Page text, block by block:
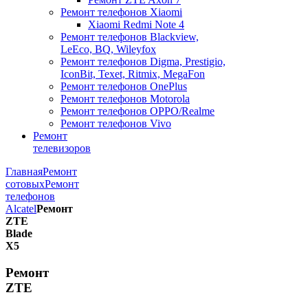
Ремонт телефонов Xiaomi
Xiaomi Redmi Note 4
Ремонт телефонов Blackview,
LeEco, BQ, Wileyfox
Ремонт телефонов Digma, Prestigio,
IconBit, Texet, Ritmix, MegaFon
Ремонт телефонов OnePlus
Ремонт телефонов Motorola
Ремонт телефонов OPPO/Realme
Ремонт телефонов Vivo
Ремонт
телевизоров
ГлавнаяРемонт
сотовыхРемонт
телефонов
AlcatelРемонт
ZTE
Blade
X5
Ремонт
ZTE